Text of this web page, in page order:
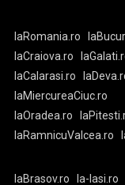
laRomania.ro
laCraiova.ro
laCalarasi.ro
laMiercureaCiuc.ro
laOradea.ro
laRamnicuValcea.ro
laBrasov.ro la-Iasi.ro